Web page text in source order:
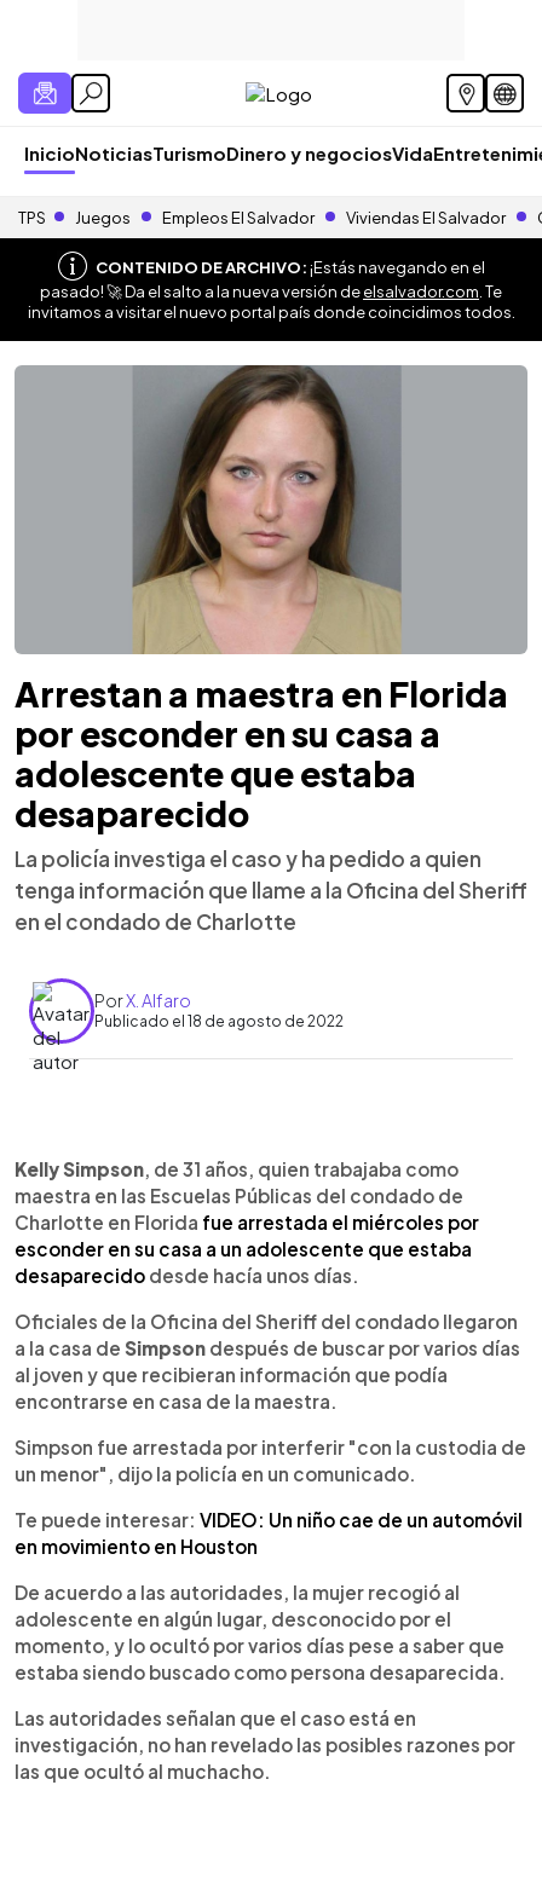
InicioNoticiasTurismoDinero y negociosVida
TPS Juegos Empleos El Salvador Viviendas El Salvador
CONTENIDO DE ARCHIVO:¡Estás navegando en el
pasado! 🚀 Da el salto a la nueva versión deelsalvador.com . Te
invitamos a visitar el nuevo portal país donde coincidimos todos.
Arrestan a maestra en Florida
por esconder en su casa a
adolescente que estaba
desaparecido
La policía investiga el caso y ha pedido a quien
tenga información que llame a la Oficina del Sheriff
en el condado de Charlotte
PorX. Alfaro
Publicado el 18 de agosto de 2022
► Escuchar artículo
Kelly Simpson , de 31 años, quien trabajaba como
maestra en las Escuelas Públicas del condado de
Charlotte en Florida fue arrestada el miércoles por
esconder en su casa a un adolescente que estaba
desaparecido desde hacía unos días.
Oficiales de la Oficina del Sheriff del condado llegaron
a la casa de Simpson después de buscar por varios días
al joven y que recibieran información que podía
encontrarse en casa de la maestra.
Simpson fue arrestada por interferir "con la custodia de
un menor", dijo la policía en un comunicado.
Te puede interesar: VIDEO: Un niño cae de un automóvil
en movimiento en Houston
De acuerdo a las autoridades, la mujer recogió al
adolescente en algún lugar, desconocido por el
momento, y lo ocultó por varios días pese a saber que
estaba siendo buscado como persona desaparecida.
Las autoridades señalan que el caso está en
investigación, no han revelado las posibles razones por
las que ocultó al muchacho.